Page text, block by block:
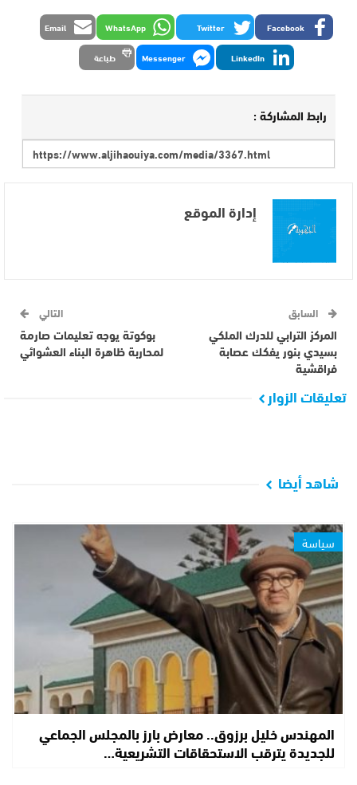
Facebook
Twitter
WhatsApp
Email
LinkedIn
Messenger طباعة
رابط المشاركة :
إدارة الموقع
السابق
المركز الترابي للدرك الملكي
بسيدي بنور يفكك عصابة
فراقشية
التالي
بوكوتة يوجه تعليمات صارمة
لمحاربة ظاهرة البناء العشوائي
تعليقات الزوار
شاهد أيضا
سياسة
المهندس خليل برزوق.. معارض بارز بالمجلس الجماعي
للجديدة يترقب الاستحقاقات التشريعية…